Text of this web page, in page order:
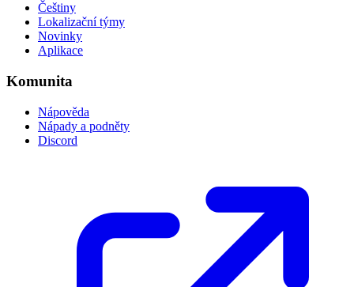
Češtiny
Lokalizační týmy
Novinky
Aplikace
Komunita
Nápověda
Nápady a podněty
Discord